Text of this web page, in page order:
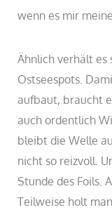
wenn es mir
Ähnlich verhält es
Ostseespots.
aufbaut, braucht
auch ordentlich
bleibt die Welle
nicht so reizvoll.
Stunde des Foils.
Teilweise holt